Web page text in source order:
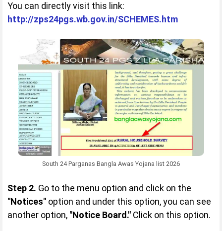
You can directly visit this link:
http://zps24pgs.wb.gov.in/SCHEMES.htm
South 24 Parganas Bangla Awas Yojana list 2026
Step 2. Go to the menu option and click on the
"Notices" option and under this option, you can see
another option, "Notice Board." Click on this option.